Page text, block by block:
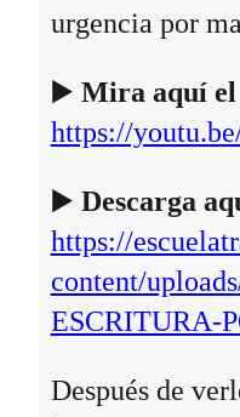
urgencia por
▶️ Mira aquí el
https://
▶️ Descarga
https://
content/
ESCRITURA-
Después de